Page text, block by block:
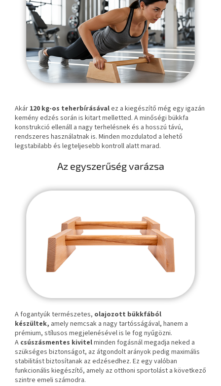
Akár 120 kg-os teherbírásávalez a kiegészítő még egy igazán
kemény edzés során is kitart melletted. A minőségi bükkfa
konstrukció ellenáll a nagy terhelésnek és a hosszú távú,
rendszeres használatnak is. Minden mozdulatod a lehető
legstabilabb és legteljesebb kontroll alatt marad.
Az egyszerűség varázsa
A fogantyúk természetes, olajozott bükkfából
készültek, amely nemcsak a nagy tartósságával, hanem a
prémium, stílusos megjelenésével is le fog nyűgözni.
A csúszásmentes kivitelminden fogásnál megadja neked a
szükséges biztonságot, az átgondolt arányok pedig maximális
stabilitást biztosítanak az edzésedhez. Ez egy valóban
funkcionális kiegészítő, amely az otthoni sportolást a következő
szintre emeli számodra.